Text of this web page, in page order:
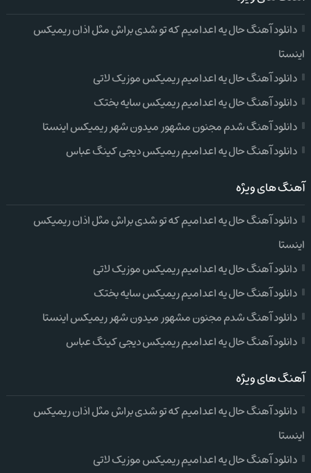
دانلود آهنگ حال یه اعدامیم که تو شدی براش مثل اذان ریمیکس
اینستا
دانلود آهنگ حال یه اعدامیم ریمیکس موزیک لاتی
دانلود آهنگ حال یه اعدامیم ریمیکس سایه بختک
دانلود آهنگ شدم مجنون مشهور میدون شهر ریمیکس اینستا
دانلود آهنگ حال یه اعدامیم ریمیکس دیجی کینگ عباس
آهنگ های ویژه
دانلود آهنگ حال یه اعدامیم که تو شدی براش مثل اذان ریمیکس
اینستا
دانلود آهنگ حال یه اعدامیم ریمیکس موزیک لاتی
دانلود آهنگ حال یه اعدامیم ریمیکس سایه بختک
دانلود آهنگ شدم مجنون مشهور میدون شهر ریمیکس اینستا
دانلود آهنگ حال یه اعدامیم ریمیکس دیجی کینگ عباس
آهنگ های ویژه
دانلود آهنگ حال یه اعدامیم که تو شدی براش مثل اذان ریمیکس
اینستا
دانلود آهنگ حال یه اعدامیم ریمیکس موزیک لاتی